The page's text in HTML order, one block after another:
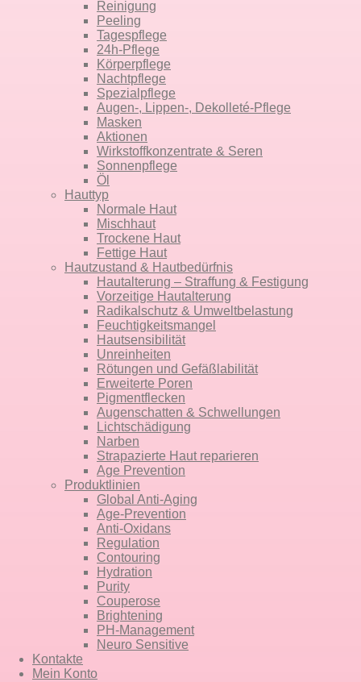
Reinigung
Peeling
Tagespflege
24h-Pflege
Körperpflege
Nachtpflege
Spezialpflege
Augen-, Lippen-, Dekolleté-Pflege
Masken
Aktionen
Wirkstoffkonzentrate & Seren
Sonnenpflege
Öl
Hauttyp
Normale Haut
Mischhaut
Trockene Haut
Fettige Haut
Hautzustand & Hautbedürfnis
Hautalterung – Straffung & Festigung
Vorzeitige Hautalterung
Radikalschutz & Umweltbelastung
Feuchtigkeitsmangel
Hautsensibilität
Unreinheiten
Rötungen und Gefäßlabilität
Erweiterte Poren
Pigmentflecken
Augenschatten & Schwellungen
Lichtschädigung
Narben
Strapazierte Haut reparieren
Age Prevention
Produktlinien
Global Anti-Aging
Age-Prevention
Anti-Oxidans
Regulation
Contouring
Hydration
Purity
Couperose
Brightening
PH-Management
Neuro Sensitive
Kontakte
Mein Konto